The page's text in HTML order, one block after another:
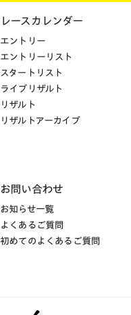
レースカレンダー
エントリー
エントリーリスト
スタートリスト
ライブリザルト
リザルト
リザルトアーカイブ
お問い合わせ
お知らせ一覧
よくあるご質問
初めてのよくあるご質問